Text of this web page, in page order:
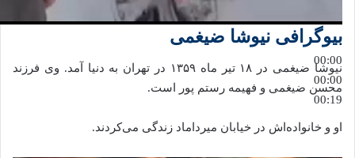
00:00
00:00
00:19
بیوگرافی نیوشا ضیغمی
نیوشا ضیغمی در ۱۸ تیر ماه ۱۳۵۹ در تهران به دنیا آمد. وی فرزند
محسن ضیغمی و فهیمه رستم پور است.
او و خانواده‌اش در خیابان میرداماد زندگی می‌کردند.